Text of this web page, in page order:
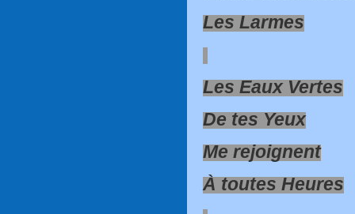
Les Larmes
Les Eaux Vertes
De tes Yeux
Me rejoignent
À toutes Heures